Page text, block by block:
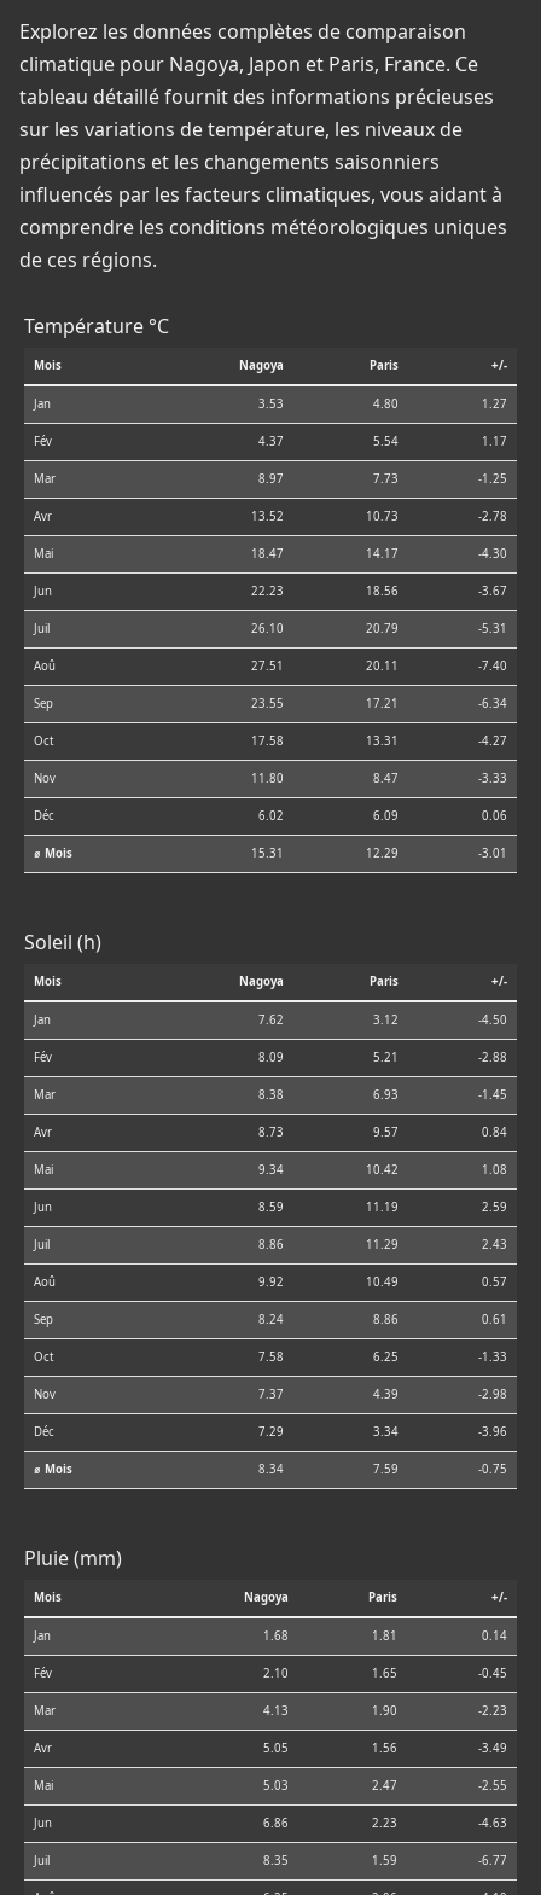
Explorez les données complètes de comparaison
climatique pour Nagoya, Japon et Paris, France. Ce
tableau détaillé fournit des informations précieuses
sur les variations de température, les niveaux de
précipitations et les changements saisonniers
influencés par les facteurs climatiques, vous aidant à
comprendre les conditions météorologiques uniques
de ces régions.
Température °C
Mois Nagoya Paris +/-
Jan 3.53 4.80 1.27
Fév 4.37 5.54 1.17
Mar 8.97 7.73 -1.25
Avr 13.52 10.73 -2.78
Mai 18.47 14.17 -4.30
Jun 22.23 18.56 -3.67
Juil 26.10 20.79 -5.31
Aoû 27.51 20.11 -7.40
Sep 23.55 17.21 -6.34
Oct 17.58 13.31 -4.27
Nov 11.80 8.47 -3.33
Déc 6.02 6.09 0.06
⌀ Mois 15.31 12.29 -3.01
Soleil (h)
Mois Nagoya Paris +/-
Jan 7.62 3.12 -4.50
Fév 8.09 5.21 -2.88
Mar 8.38 6.93 -1.45
Avr 8.73 9.57 0.84
Mai 9.34 10.42 1.08
Jun 8.59 11.19 2.59
Juil 8.86 11.29 2.43
Aoû 9.92 10.49 0.57
Sep 8.24 8.86 0.61
Oct 7.58 6.25 -1.33
Nov 7.37 4.39 -2.98
Déc 7.29 3.34 -3.96
⌀ Mois 8.34 7.59 -0.75
Pluie (mm)
Mois Nagoya Paris +/-
Jan 1.68 1.81 0.14
Fév 2.10 1.65 -0.45
Mar 4.13 1.90 -2.23
Avr 5.05 1.56 -3.49
Mai 5.03 2.47 -2.55
Jun 6.86 2.23 -4.63
Juil 8.35 1.59 -6.77